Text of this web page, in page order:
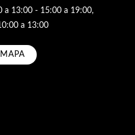
a 13:00 - 15:00 a 19:00,
a 13:00